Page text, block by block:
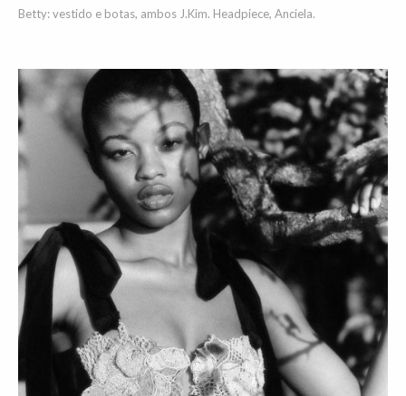
Betty: vestido e botas, ambos J.Kim. Headpiece, Anciela.